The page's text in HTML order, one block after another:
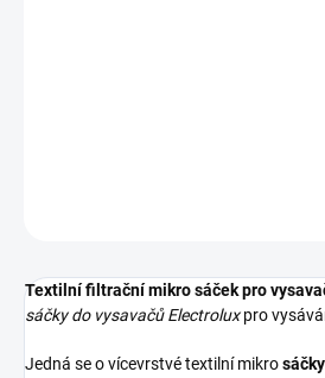
Textilní filtrační mikro sáček pro
sáčky do vysavačů Electroluxpro
Jedná se o vícevrstvé textilní mikro